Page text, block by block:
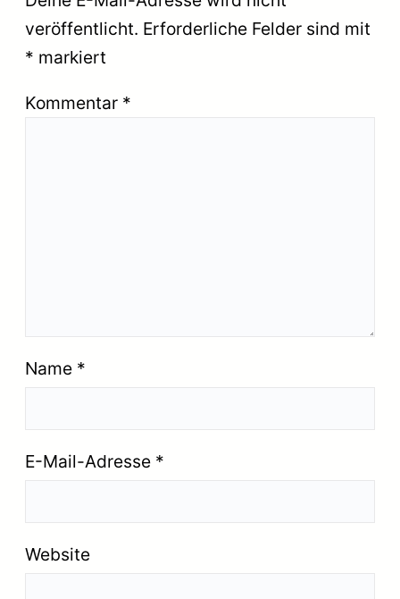
veröffentlicht. Erforderliche Felder sind mit
* markiert
Kommentar *
Name *
E-Mail-Adresse *
Website